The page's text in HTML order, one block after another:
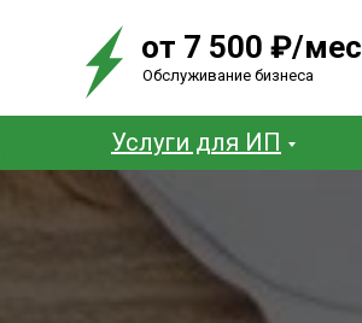
от 7 500 ₽/мес
Обслуживание бизнеса
Услуги для ИП